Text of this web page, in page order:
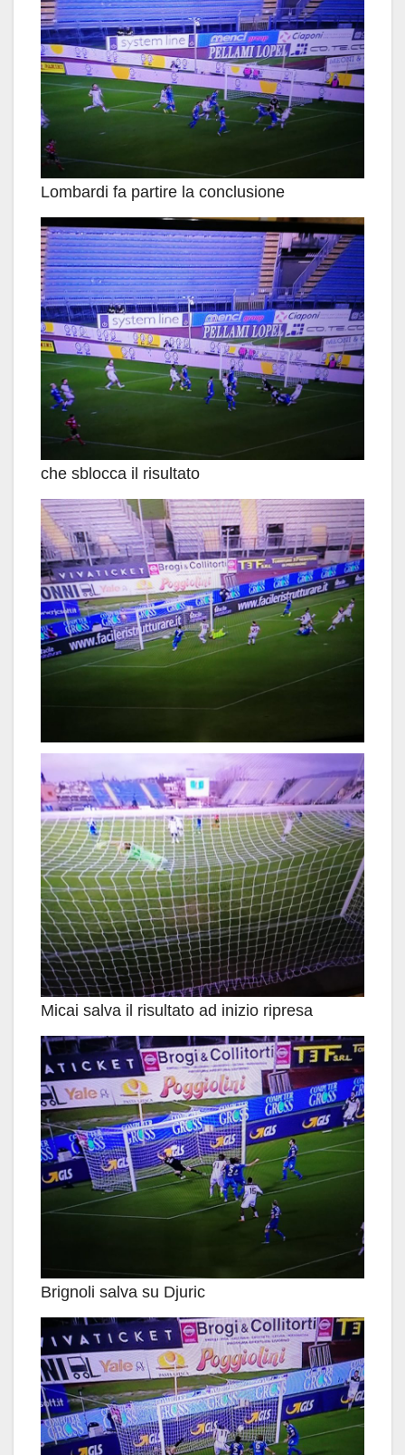
Lombardi fa partire la conclusione
che sblocca il risultato
Micai salva il risultato ad inizio ripresa
Brignoli salva su Djuric